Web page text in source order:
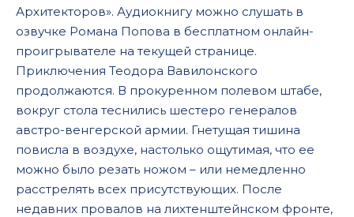
17
18
19
Архитекторов». Аудиокнигу можно слушать в
озвучке Романа Попова в бесплатном онлайн-
проигрывателе на текущей странице.
Приключения Теодора Вавилонского
продолжаются. В прокуренном полевом штабе,
вокруг стола теснились шестеро генералов
австро-венгерской армии. Гнетущая тишина
повисла в воздухе, настолько ощутимая, что ее
можно было резать ножом – или немедленно
расстрелять всех присутствующих. После
недавних провалов на лихтенштейнском фронте,